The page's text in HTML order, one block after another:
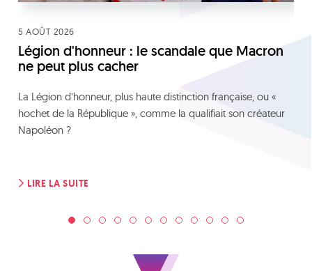
5 AOÛT 2026
Légion d'honneur : le scandale que Macron
ne peut plus cacher
La Légion d’honneur, plus haute distinction française, ou «
hochet de la République », comme la qualifiait son créateur
Napoléon ?
LIRE LA SUITE